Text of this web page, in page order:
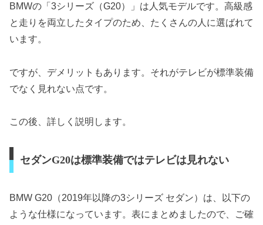
BMWの「3シリーズ（G20）」は人気モデルです。高級感
と走りを両立したタイプのため、たくさんの人に選ばれて
います。
ですが、デメリットもあります。それがテレビが標準装備
でなく見れない点です。
この後、詳しく説明します。
セダンG20は標準装備ではテレビは見れない
BMW G20（2019年以降の3シリーズ セダン）は、以下の
ような仕様になっています。表にまとめましたので、ご確